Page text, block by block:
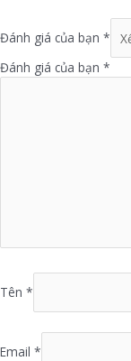
Đánh giá của bạn *
Đánh giá của bạn *
Tên *
Email *